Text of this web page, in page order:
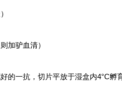
加驴血清）
的一抗，切片平放于湿盒内4°C孵